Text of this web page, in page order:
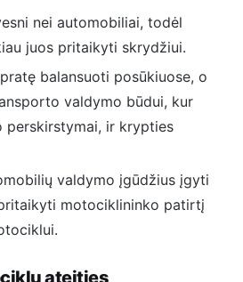
nei automobiliai, todėl
juos pritaikyti skrydžiui.
balansuoti posūkiuose, o
valdymo būdui, kur
perskirstymai, ir krypties
valdymo įgūdžius įgyti
motociklininko patirtį